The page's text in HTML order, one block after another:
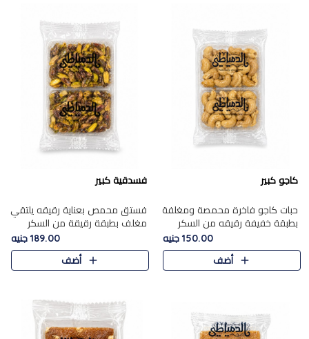
كاجو كبير
حبات كاجو فاخرة محمصة ومغلفة
بطبقة خفيفة رقيقه من السكر
المكرمل، تجمع بين توازن النعومة
زبدية غنية فاخرة والقرمشة
المرضية في حلوى شرقية بطاب..
150.00 جنيه
أضف
فسدقية كبير
فستق محمص بعناية رقيقه يلتقي
مغلف بطبقة رقيقة من السكر
المكرمل، ليقدم مذاقًا فاخرًا حلوي
شرقية فاخرة ونكهة غنية ناتي تميز
كل قطعة و قوام هش
189.00 جنيه
أضف